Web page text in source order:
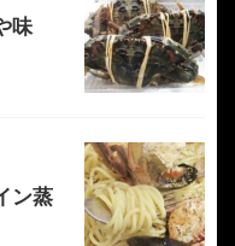
味
ン蒸